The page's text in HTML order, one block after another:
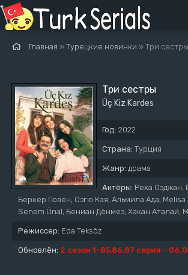
Главная » Турецкие новинки » Три сестры
Три сестры
Üç Kiz Kardes
Год: 2022
Страна: Турция
Жанр: драма
Актёры: Реха Озджан,
Беркер Гювен, Озгю Кая, Альмила Ада,
Senem Ünal, Бениан Дёнмез, Хакан Аталай,
Режиссер: Eda Teksöz
Обновлён: 2 сезон 1-85,86,87 серия -